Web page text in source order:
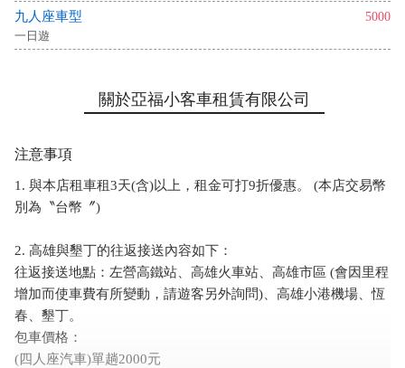
九人座車型
一日遊
5000
關於亞福小客車租賃有限公司
注意事項
1. 與本店租車租3天(含)以上，租金可打9折優惠。 (本店交易幣
別為〝台幣〞)
2. 高雄與墾丁的往返接送內容如下：
往返接送地點：左營高鐵站、高雄火車站、高雄市區 (會因里程
增加而使車費有所變動，請遊客另外詢問)、高雄小港機場、恆
春、墾丁。
包車價格：
(四人座汽車)單趟2000元